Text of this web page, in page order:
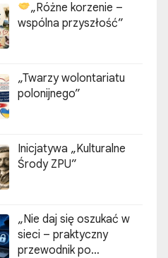
„Różne korzenie –
wspólna przyszłość”
„Twarzy wolontariatu
polonijnego”
Inicjatywa „Kulturalne
Środy ZPU”
„Nie daj się oszukać w
sieci – praktyczny
przewodnik po